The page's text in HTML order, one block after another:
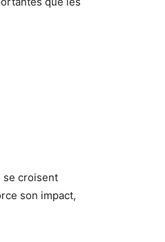
se croisent
son impact,